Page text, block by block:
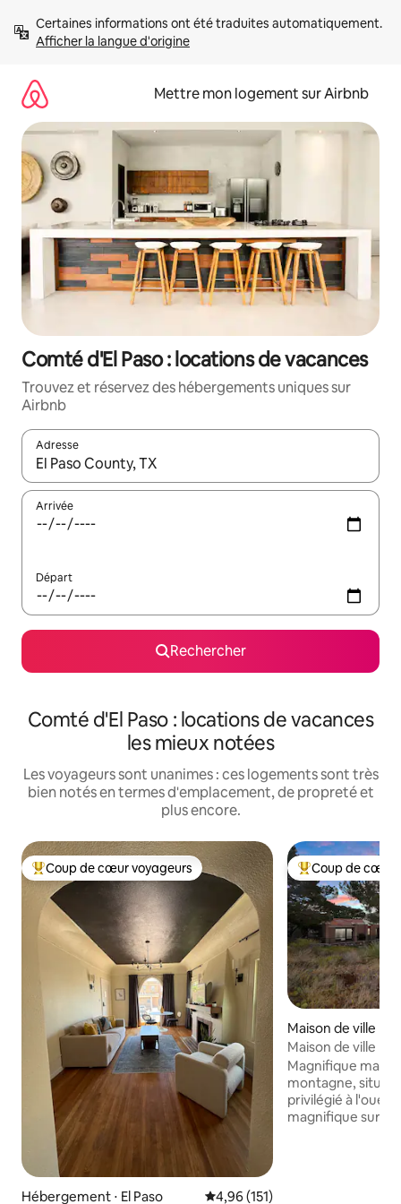
directement
Afficher la langue d'origine
Mettre mon logement sur Airbnb
Comté d'El Paso : locations de vacances
Trouvez et réservez des hébergements uniques sur
Airbnb
Adresse
Lorsque les résultats s'affichent, utilisez les flèches vers le
Arrivée
Départ
Rechercher
Comté d'El Paso : locations de vacances
les mieux notées
Les voyageurs sont unanimes : ces logements sont très
bien notés en termes d'emplacement, de propreté et
plus encore.
Coups de cœur voyageurs les plus appréciés
Coup de cœur voyageurs
Hébergement ⋅ El Paso Évaluation moyenne sur la
4,96 (151)
Coups de cœur
Coup de cœur
Maison de ville ⋅ El
Maison de ville
montagne à West
Magnifique
montagne,
privilégié à
magnifique sur